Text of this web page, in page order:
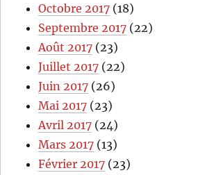
Octobre 2017 (18)
Septembre 2017 (22)
Août 2017 (23)
Juillet 2017 (22)
Juin 2017 (26)
Mai 2017 (23)
Avril 2017 (24)
Mars 2017 (13)
Février 2017 (23)